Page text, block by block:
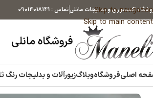
Skip to navigation
Skip to main content
اکسسوری و بدلیجات مانلیتماس : 09014018141
فروشگاه مانلی
اصلیفروشگاهوبلاگزیورآلات و بدلیجات رنگ
زیورآلات و بدلیجات رنگ ثابت